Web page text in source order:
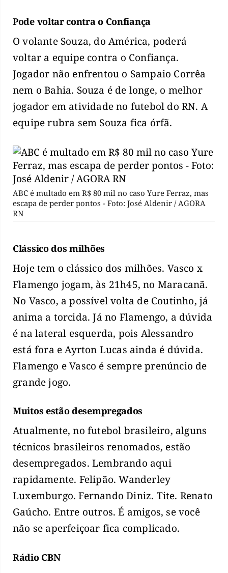
Pode voltar contra o Confiança
O volante Souza, do América, poderá
voltar a equipe contra o Confiança.
Jogador não enfrentou o Sampaio Corrêa
nem o Bahia. Souza é de longe, o melhor
jogador em atividade no futebol do RN. A
equipe rubra sem Souza fica órfã.
ABC é multado em R$ 80 mil no caso Yure Ferraz, mas
escapa de perder pontos - Foto: José Aldenir / AGORA
RN
Clássico dos milhões
Hoje tem o clássico dos milhões. Vasco x
Flamengo jogam, às 21h45, no Maracanã.
No Vasco, a possível volta de Coutinho, já
anima a torcida. Já no Flamengo, a dúvida
é na lateral esquerda, pois Alessandro
está fora e Ayrton Lucas ainda é dúvida.
Flamengo e Vasco é sempre prenúncio de
grande jogo.
Muitos estão desempregados
Atualmente, no futebol brasileiro, alguns
técnicos brasileiros renomados, estão
desempregados. Lembrando aqui
rapidamente. Felipão. Wanderley
Luxemburgo. Fernando Diniz. Tite. Renato
Gaúcho. Entre outros. É amigos, se você
não se aperfeiçoar fica complicado.
Rádio CBN